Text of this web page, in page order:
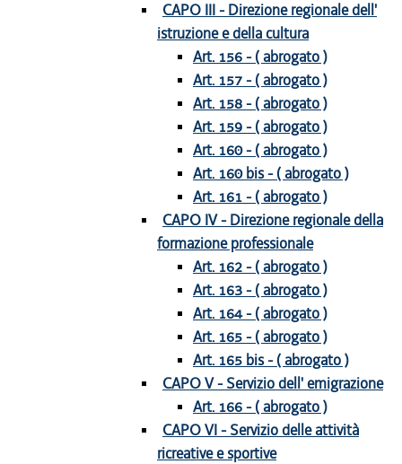
CAPO III - Direzione regionale dell'
istruzione e della cultura
Art. 156 - ( abrogato )
Art. 157 - ( abrogato )
Art. 158 - ( abrogato )
Art. 159 - ( abrogato )
Art. 160 - ( abrogato )
Art. 160 bis - ( abrogato )
Art. 161 - ( abrogato )
CAPO IV - Direzione regionale della
formazione professionale
Art. 162 - ( abrogato )
Art. 163 - ( abrogato )
Art. 164 - ( abrogato )
Art. 165 - ( abrogato )
Art. 165 bis - ( abrogato )
CAPO V - Servizio dell' emigrazione
Art. 166 - ( abrogato )
CAPO VI - Servizio delle attività
ricreative e sportive